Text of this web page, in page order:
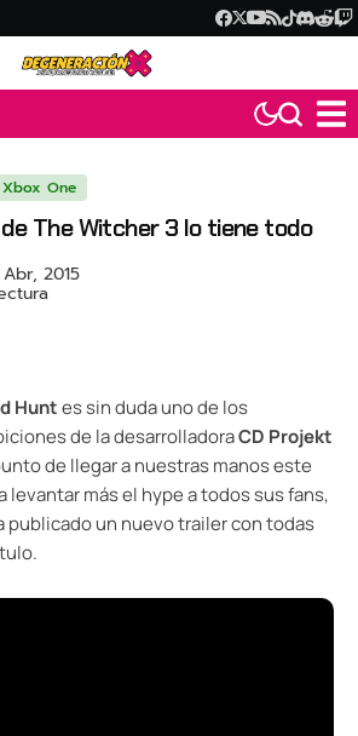
Xbox One
The Witcher 3 lo tiene todo
Abr, 2015
Huntes sin duda uno de los
de la desarrolladoraCD Projekt
de llegar a nuestras manos este
levantar más el hype a todos sus fans,
publicado un nuevo trailer con todas